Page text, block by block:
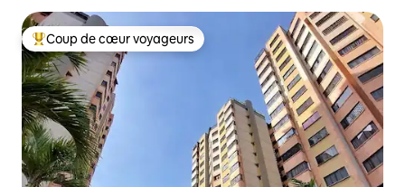
Coups de cœur voyageurs les plus appréciés
Coup de cœur voyageurs